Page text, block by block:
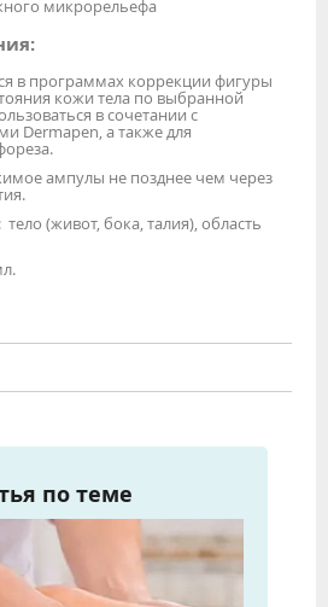
микрорельефа
в программах коррекции фигуры
кожи тела по выбранной
в сочетании с
Dermapen, а также для
ампулы не позднее чем через
(живот, бока, талия), область
по теме